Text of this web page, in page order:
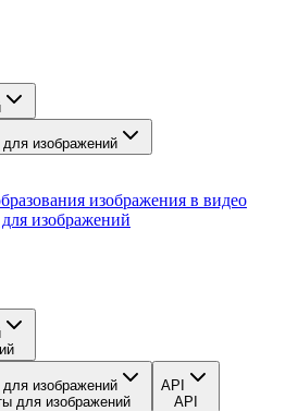
изображений
изображения в видео
изображений
изображений
для изображений
API
API